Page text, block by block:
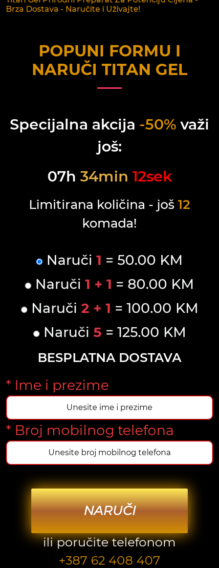
Brza Dostava - Naručite i Uživajte!
POPUNI FORMU I
NARUČI TITAN GEL
Specijalna akcija -50% važi
još:
07h 34min 12sek
Limitirana količina - još 12
komada!
Naruči 1 = 50.00 KM
Naruči 1 + 1 = 80.00 KM
Naruči 2 + 1 = 100.00 KM
Naruči 5 = 125.00 KM
BESPLATNA DOSTAVA
* Ime i prezime
* Broj mobilnog telefona
NARUČI
ili poručite telefonom
+387 62 408 407